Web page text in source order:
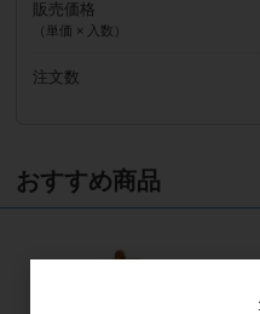
販売価格
（単価 × 入数）
注文数
おすすめ商品